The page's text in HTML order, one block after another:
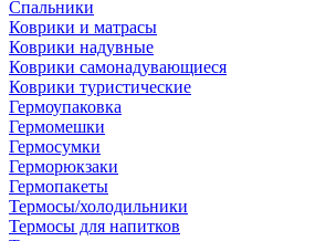
Спальники
Коврики и матрасы
Коврики надувные
Коврики самонадувающиеся
Коврики туристические
Гермоупаковка
Гермомешки
Гермосумки
Герморюкзаки
Гермопакеты
Термосы/холодильники
Термосы для напитков